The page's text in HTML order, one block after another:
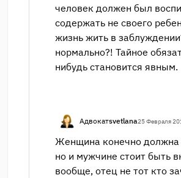
человек должен был
содержать не своего
жизнь жить в
нормально?! Тайное
нибудь становится явным.
Адвокатsvetlana25 Февраля
Женщина конечно должна
но и мужчине стоит быть
вообще, отец не тот кто